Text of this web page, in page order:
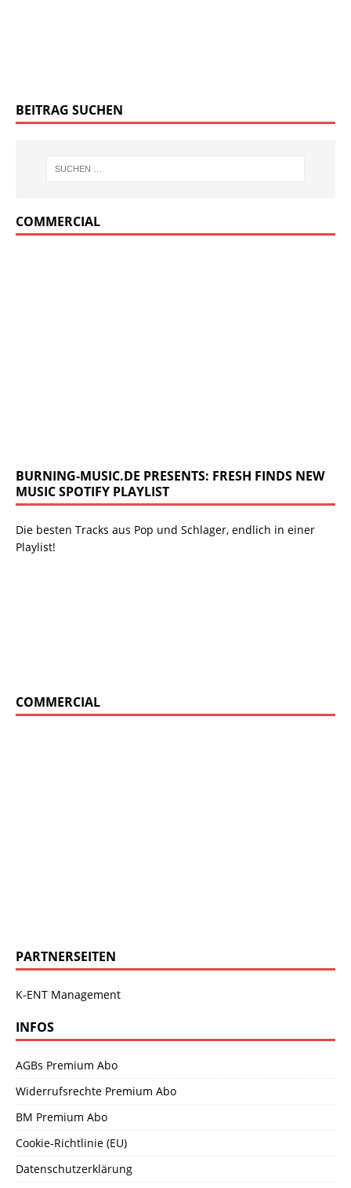
BEITRAG SUCHEN
COMMERCIAL
BURNING-MUSIC.DE PRESENTS: FRESH FINDS NEW
MUSIC SPOTIFY PLAYLIST
Die besten Tracks aus Pop und Schlager, endlich in einer
Playlist!
COMMERCIAL
PARTNERSEITEN
K-ENT Management
INFOS
AGBs Premium Abo
Widerrufsrechte Premium Abo
BM Premium Abo
Cookie-Richtlinie (EU)
Datenschutzerklärung